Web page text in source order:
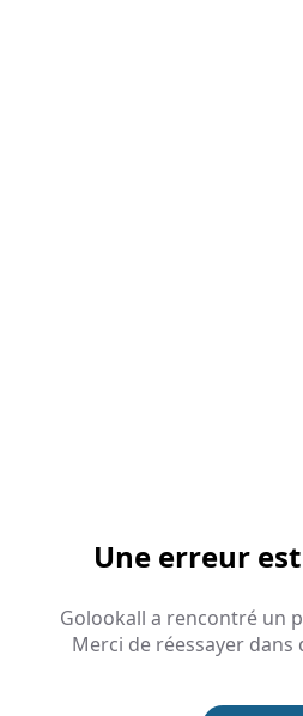
Une erreur
Golookall a rencontré un
Merci de réessayer dans